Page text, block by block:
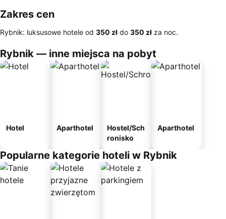
Zakres cen
Rybnik: luksusowe hotele od ‎350 zł do ‎350 zł za noc.
Rybnik — inne miejsca na pobyt
Hotel Aparthotel
Hostel/Sch
ronisko
Aparthotel
Popularne kategorie hoteli w Rybnik